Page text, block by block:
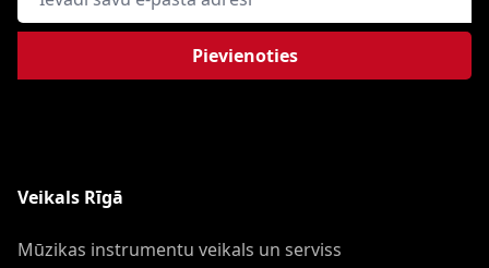
Pievienoties
Veikals Rīgā
Mūzikas instrumentu veikals un serviss